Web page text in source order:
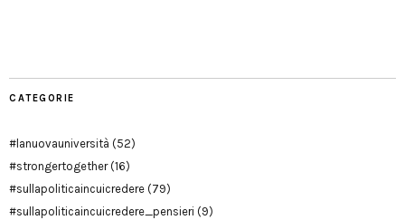
CATEGORIE
#lanuovauniversità (52)
#strongertogether(16)
#sullapoliticaincuicredere (79)
#sullapoliticaincuicredere_pensieri (9)